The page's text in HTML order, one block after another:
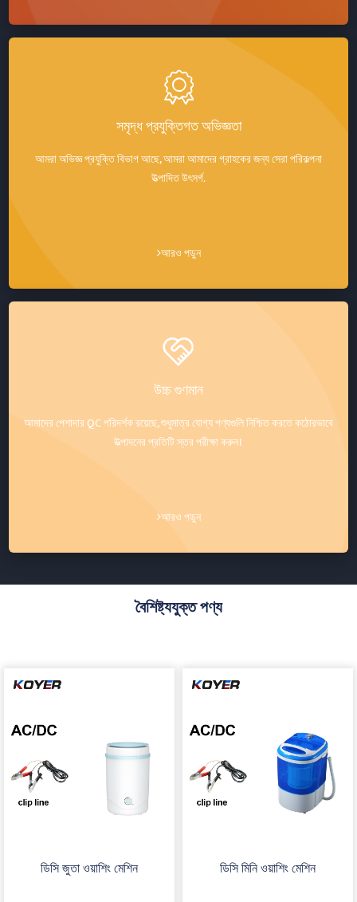
সমৃদ্ধ প্রযুক্তিগত অভিজ্ঞতা
আমরা অভিজ্ঞ প্রযুক্তি বিভাগ আছে, আমরা আমাদের গ্রাহকের জন্য সেরা পরিকল্পনা
উত্পাদিত উৎসর্গ.
আরও পড়ুন
উচ্চ গুণমান
আমাদের পেশাদার QC পরিদর্শক রয়েছে, শুধুমাত্র যোগ্য পণ্যগুলি নিশ্চিত করতে কঠোরভাবে
উত্পাদনের প্রতিটি স্তর পরীক্ষা করুন।
আরও পড়ুন
বৈশিষ্ট্যযুক্ত পণ্য
ডিসি জুতা ওয়াশিং মেশিন ডিসি মিনি ওয়াশিং মেশিন